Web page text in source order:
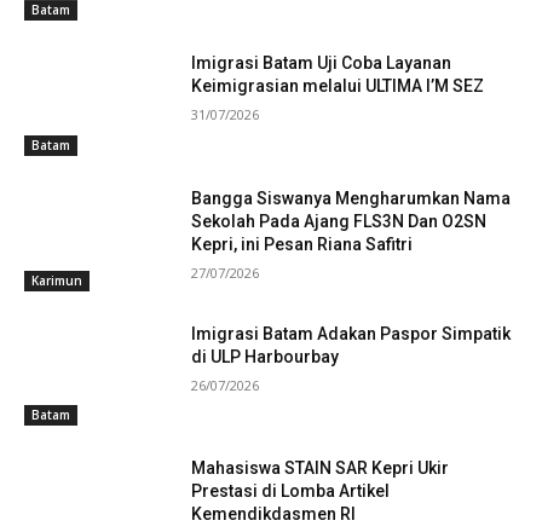
Batam
Batam
Imigrasi Batam Uji Coba Layanan
Keimigrasian melalui ULTIMA I’M SEZ
31/07/2026
Karimun
Bangga Siswanya Mengharumkan Nama
Sekolah Pada Ajang FLS3N Dan O2SN
Kepri, ini Pesan Riana Safitri
27/07/2026
Batam
Imigrasi Batam Adakan Paspor Simpatik
di ULP Harbourbay
26/07/2026
Mahasiswa STAIN SAR Kepri Ukir
Prestasi di Lomba Artikel
Kemendikdasmen RI